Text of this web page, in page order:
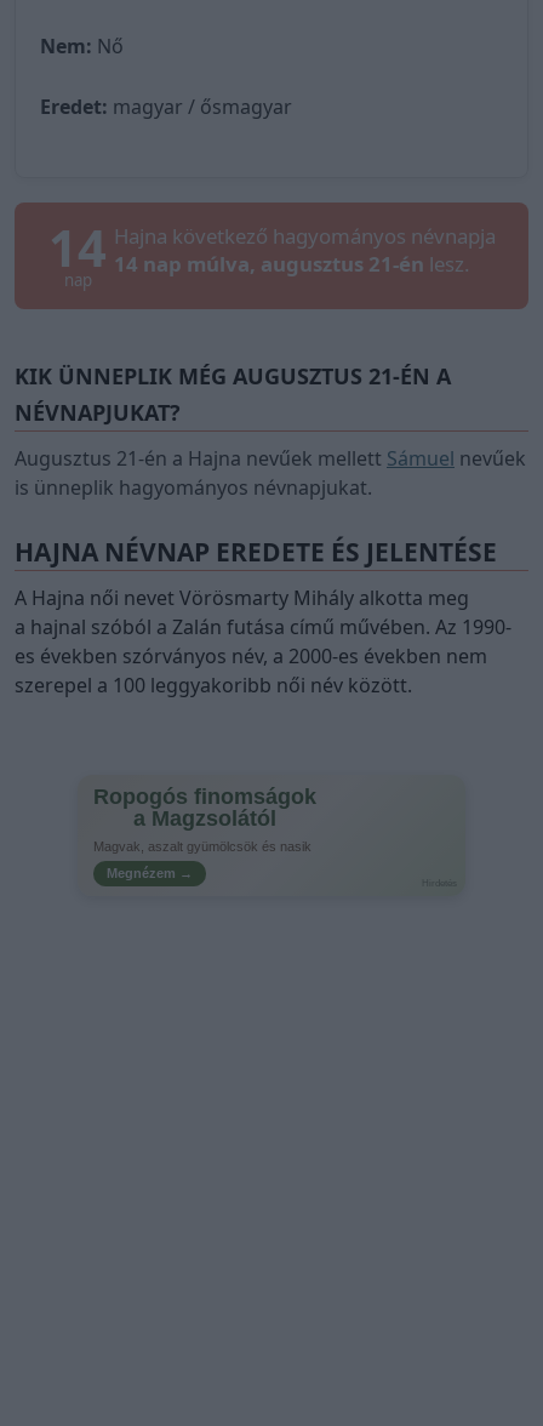
Nem: Nő
Eredet: magyar / ősmagyar
14
nap
Hajna következő hagyományos névnapja
14 nap múlva, augusztus 21-én lesz.
KIK ÜNNEPLIK MÉG AUGUSZTUS 21-ÉN A
NÉVNAPJUKAT?
Augusztus 21-én a Hajna nevűek mellett Sámuel nevűek
is ünneplik hagyományos névnapjukat.
HAJNA NÉVNAP EREDETE ÉS JELENTÉSE
A Hajna női nevet Vörösmarty Mihály alkotta meg
a hajnal szóból a Zalán futása című művében. Az 1990-
es években szórványos név, a 2000-es években nem
szerepel a 100 leggyakoribb női név között.
Ropogós finomságok
a Magzsolától
Magvak, aszalt gyümölcsök és nasik
Megnézem →